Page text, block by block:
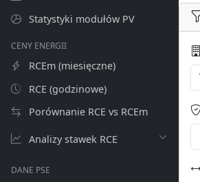
Statystyki modułów PV
CENY ENERGII
RCEm (miesięczne)
RCE (godzinowe)
Porównanie RCE vs RCEm
Analizy stawek RCE
DANE PSE